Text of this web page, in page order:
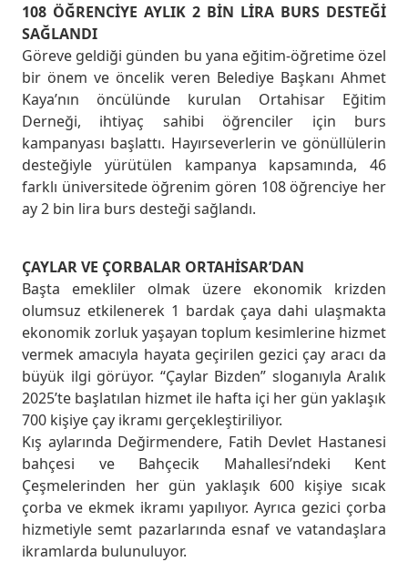
108 ÖĞRENCİYE AYLIK 2 BİN LİRA BURS DESTEĞİ
SAĞLANDI
Göreve geldiği günden bu yana eğitim-öğretime özel
bir önem ve öncelik veren Belediye Başkanı Ahmet
Kaya’nın öncülünde kurulan Ortahisar Eğitim
Derneği, ihtiyaç sahibi öğrenciler için burs
kampanyası başlattı. Hayırseverlerin ve gönüllülerin
desteğiyle yürütülen kampanya kapsamında, 46
farklı üniversitede öğrenim gören 108 öğrenciye her
ay 2 bin lira burs desteği sağlandı.
ÇAYLAR VE ÇORBALAR ORTAHİSAR’DAN
Başta emekliler olmak üzere ekonomik krizden
olumsuz etkilenerek 1 bardak çaya dahi ulaşmakta
ekonomik zorluk yaşayan toplum kesimlerine hizmet
vermek amacıyla hayata geçirilen gezici çay aracı da
büyük ilgi görüyor. “Çaylar Bizden” sloganıyla Aralık
2025’te başlatılan hizmet ile hafta içi her gün yaklaşık
700 kişiye çay ikramı gerçekleştiriliyor.
Kış aylarında Değirmendere, Fatih Devlet Hastanesi
bahçesi ve Bahçecik Mahallesi’ndeki Kent
Çeşmelerinden her gün yaklaşık 600 kişiye sıcak
çorba ve ekmek ikramı yapılıyor. Ayrıca gezici çorba
hizmetiyle semt pazarlarında esnaf ve vatandaşlara
ikramlarda bulunuluyor.